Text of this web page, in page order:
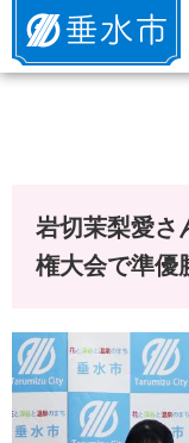
垂水市
岩切茉梨愛さ
権大会で準優